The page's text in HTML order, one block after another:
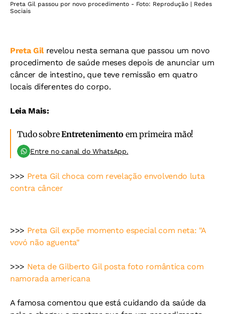
Preta Gil passou por novo procedimento - Foto: Reprodução | Redes
Sociais
Preta Gilrevelou nesta semana que passou um novo
procedimento de saúde meses depois de anunciar um
câncer de intestino, que teve remissão em quatro
locais diferentes do corpo.
Leia Mais:
Tudo sobreEntretenimento em primeira mão!
Entre no canal do WhatsApp.
>>> Preta Gil choca com revelação envolvendo luta
contra câncer
>>> Preta Gil expõe momento especial com neta: "A
vovó não aguenta"
>>> Neta de Gilberto Gil posta foto romântica com
namorada americana
A famosa comentou que está cuidando da saúde da